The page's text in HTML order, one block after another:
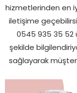
hizmetlerinden en
iletişime
0545 935 35 52
şekilde
sağlayarak